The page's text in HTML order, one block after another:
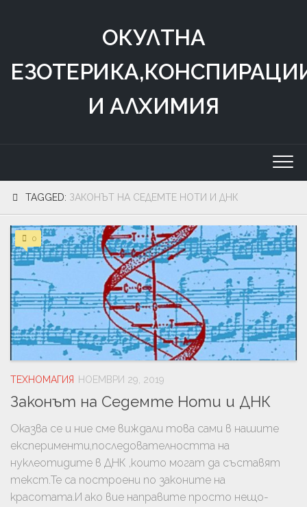
ОКУЛТНА
И АЛХИМИЯ
TAGGED: ЗАКОНЪТ НА СЕДЕМТЕ НОТИ И ДНК
0
ТЕХНОМАГИЯ НОЕМВРИ 29, 2019
Законът на Седемте Ноти и ДНК
Оказва се и ние сме виждали това сами в нашите
експерименти,последователността на
нуклеотидите в ДНК ,които могат да съставят
текст.Те са построени по законите на
красотата.И ако вие направите просто нещо-